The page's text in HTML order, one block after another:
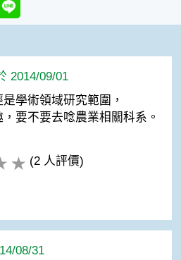
2014/09/01
學術領域研究範圍，
要不要去唸農業相關科系。
(2 人評價)
08/31